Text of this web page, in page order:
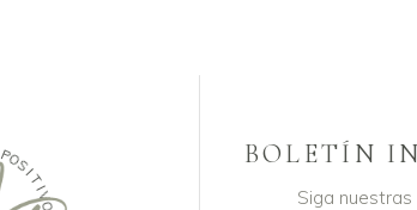
S
PO
SI
T
I
BOLETÍN
Siga